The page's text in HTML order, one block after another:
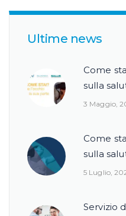
Ultime news
Come
sulla
3 Maggio,
Come
sulla
5 Luglio,
Servizio